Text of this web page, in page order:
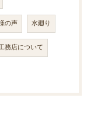
の声 水廻り
務店について